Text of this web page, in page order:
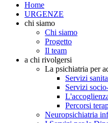
Home
URGENZE
chi siamo
Chi siamo
Progetto
Il team
a chi rivolgersi
La psichiatria per
Servizi
Servizi
Percorsi
Neuropsichiatria